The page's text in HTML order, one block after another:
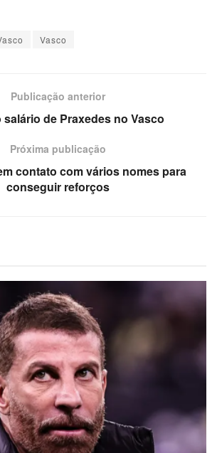
Vasco
Publicação anterior
de Praxedes no Vasco
Próxima publicação
contato com vários nomes para
conseguir reforços